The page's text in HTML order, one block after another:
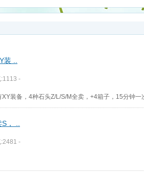
..
-
装备，4种石头Z/L/S/M全卖，+4箱子，15分钟一
， ..
-